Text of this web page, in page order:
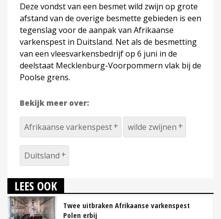
Deze vondst van een besmet wild zwijn op grote
afstand van de overige besmette gebieden is een
tegenslag voor de aanpak van Afrikaanse
varkenspest in Duitsland. Net als de besmetting
van een vleesvarkensbedrijf op 6 juni in de
deelstaat Mecklenburg-Voorpommern vlak bij de
Poolse grens.
Bekijk meer over:
Afrikaanse varkenspest wilde zwijnen
Duitsland
LEES OOK
Twee uitbraken Afrikaanse varkenspest
Polen erbij